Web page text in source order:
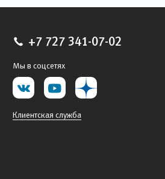
+7 727 341-07-02
Мы в соцсетях
Клиентская служба